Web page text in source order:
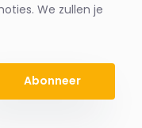
We zullen je
Abonneer